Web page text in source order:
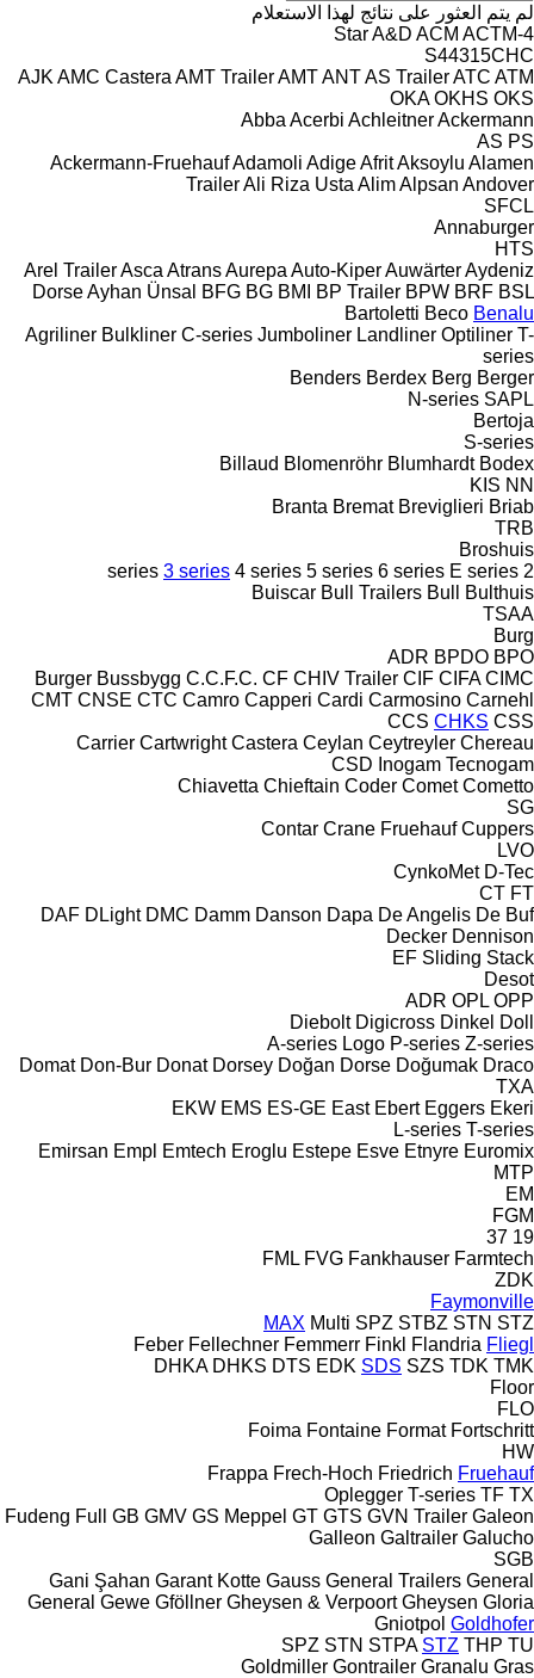
لم يتم العثور على نتائج لهذا الاستعلام
4-Star
A&D ACM ACTM
S44315CHC
AJK AMC Castera AMT TrailerAMTANTAS TrailerATC ATM
OKA OKHS OKS
Abba Acerbi AchleitnerAckermann
AS PS
Ackermann-FruehaufAdamoli AdigeAfritAksoylu Alamen
TrailerAli Riza Usta AlimAlpsan Andover
SFCL
Annaburger
HTS
Arel TrailerAsca AtransAurepa Auto-KiperAuwärterAydeniz
DorseAyhan Ünsal BFG BG BMI BP Trailer BPW BRF BSL
Bartoletti Beco Benalu
Agriliner Bulkliner C-series Jumboliner Landliner Optiliner T-
series
Benders Berdex Berg Berger
N-series SAPL
Bertoja
S-series
Billaud Blomenröhr Blumhardt Bodex
KIS NN
Branta Bremat Breviglieri Briab
TRB
Broshuis
2 series
3 series 4 series 5 series 6 series E series
Buiscar Bull Trailers Bull
Bulthuis
TSAA
Burg
ADR BPDO BPO
Burger Bussbygg C.C.F.C. CF CHIV Trailer CIF CIFA CIMC
CMT CNSE CTC Camro Capperi Cardi Carmosino Carnehl
CCS CHKS CSS
Carrier Cartwright Castera Ceylan Ceytreyler Chereau
CSD Inogam Tecnogam
Chiavetta Chieftain Coder Comet Cometto
SG
Contar Crane Fruehauf Cuppers
LVO
CynkoMet D-Tec
CT FT
DAF DLight DMC Damm Danson Dapa De Angelis De Buf
Decker Dennison
EF Sliding Stack
Desot
ADR OPL OPP
Diebolt Digicross Dinkel Doll
A-series Logo P-series Z-series
Domat Don-Bur Donat Dorsey Doğan Dorse Doğumak Draco
TXA
EKW EMS ES-GE East Ebert Eggers Ekeri
L-series T-series
Emirsan Empl Emtech Eroglu Estepe Esve Etnyre Euromix
MTP
EM
FGM
19
37
FML FVG Fankhauser Farmtech
ZDK
Faymonville
MAX Multi SPZ STBZ STN STZ
Feber Fellechner Femmerr Finkl Flandria Fliegl
DHKA DHKS DTS EDK SDS SZS TDK TMK
Floor
FLO
Foima Fontaine Format Fortschritt
HW
Frappa Frech-Hoch Friedrich Fruehauf
Oplegger T-series TF TX
Fudeng Full GB GMV GS Meppel GT GTS GVN Trailer Galeon
Galleon Galtrailer Galucho
SGB
Gani Şahan Garant Kotte Gauss General Trailers General
General Gewe Gföllner Gheysen & Verpoort Gheysen Gloria
Gniotpol Goldhofer
SPZ STN STPA STZ THP TU
Goldmiller Gontrailer Granalu Gras